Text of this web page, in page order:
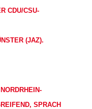
CDU/CSU-
(JAZ).
SPRACH